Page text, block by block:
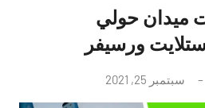
ميدان حولي
سبتمبر 25, 2021
توجد